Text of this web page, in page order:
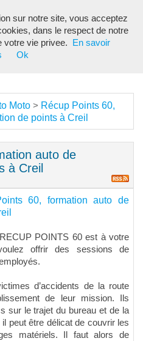
Moto > Récup Points 60,
de points à Creil
auto de
à Creil
60, formation auto de
POINTS 60 est à votre
offrir des sessions de
d’accidents de la route
de leur mission. Ils
sur le trajet du bureau et de la
peut être délicat de couvrir les
matériels. Il faut alors de
sur notre site, vous acceptez
dans le respect de notre
votre vie privee.
En savoir
Ok